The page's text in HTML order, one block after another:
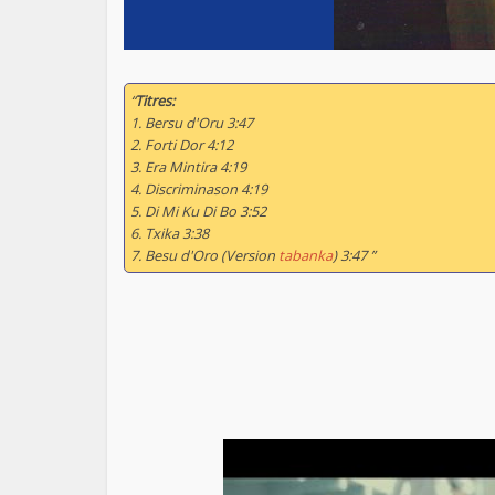
“Titres:
1. Bersu d'Oru 3:47
2. Forti Dor 4:12
3. Era Mintira 4:19
4. Discriminason 4:19
5. Di Mi Ku Di Bo 3:52
6. Txika 3:38
7. Besu d'Oro (Version tabanka) 3:47 ”